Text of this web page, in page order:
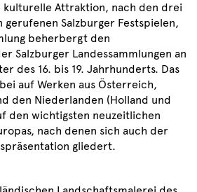
kulturelle Attraktion, nach den drei
gerufenen Salzburger Festspielen,
beherbergt den
Salzburger Landessammlungen an
des 16. bis 19. Jahrhunderts. Das
auf Werken aus Österreich,
den Niederlanden (Holland und
den wichtigsten neuzeitlichen
nach denen sich auch der
gliedert.